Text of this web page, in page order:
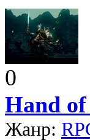
0
Hand
Жанр: